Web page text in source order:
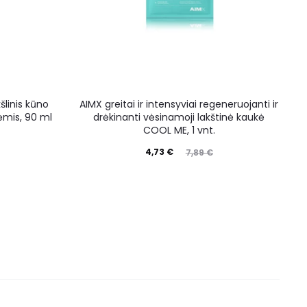
kūno
90 ml
AIMX greitai ir intensyviai regeneruojanti ir
drėkinanti vėsinamoji lakštinė kaukė
COOL ME, 1 vnt.
7,89€
4,73 €